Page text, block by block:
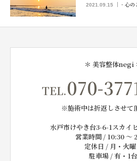
2021.09.15 - 心の
＊ 美容整体negi
TEL.070-
※施術中は折返しさせて
水戸市けやき台3-6-1スカイ
営業時間 / 10:30 〜
定休日 / 月・火曜
駐車場 / 有・1台
空き状況｜24時間ネット予約
ちょっと聞きたい ( LINE )